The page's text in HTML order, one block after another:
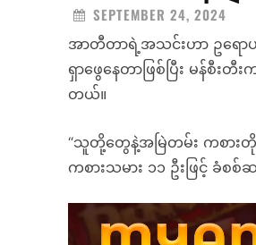
SEPTEMBER 24, 2024
အာတီတာရဲ့အသင်းဟာ ဥရော
ရှာဖွေနေတာဖြစ်ပြီး မန်စီး
တယ်။
“သူတို့တွေနဲ့အမြဲတမ်း ကစားတို
ကစားသမား ၁၁ ဦးဖြင့် ခံစ